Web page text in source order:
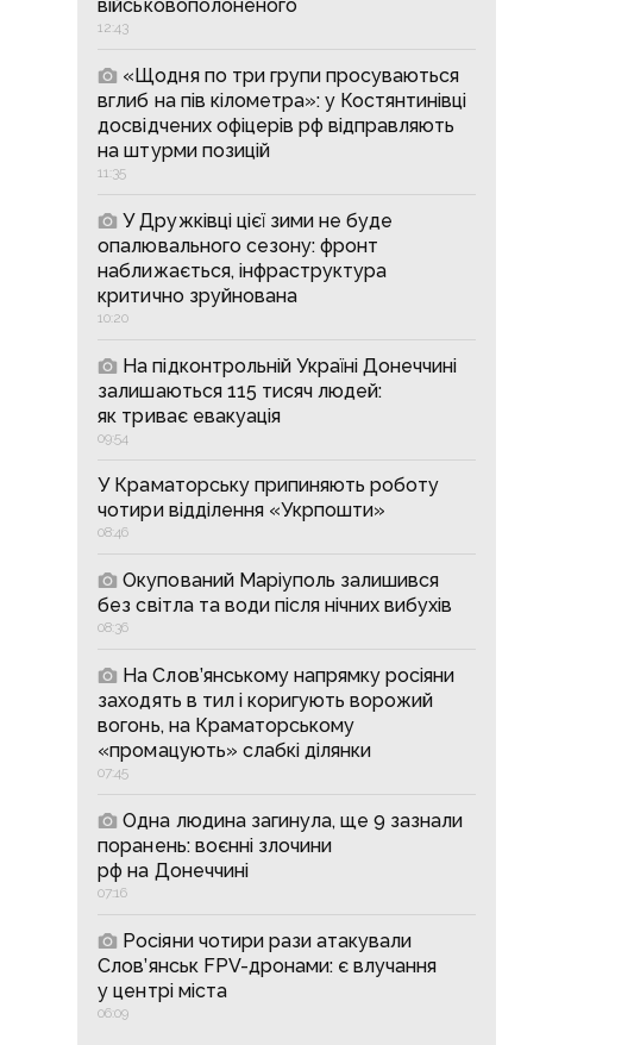
військовополоненого
12:43
«Щодня по три групи просуваються
вглиб на пів кілометра»: у Костянтинівці
досвідчених офіцерів рф відправляють
на штурми позицій
11:35
У Дружківці цієї зими не буде
опалювального сезону: фронт
наближається, інфраструктура
критично зруйнована
10:20
На підконтрольній Україні Донеччині
залишаються 115 тисяч людей:
як триває евакуація
09:54
У Краматорську припиняють роботу
чотири відділення «Укрпошти»
08:46
Окупований Маріуполь залишився
без світла та води після нічних вибухів
08:36
На Слов’янському напрямку росіяни
заходять в тил і коригують ворожий
вогонь, на Краматорському
«промацують» слабкі ділянки
07:45
Одна людина загинула, ще 9 зазнали
поранень: воєнні злочини
рф на Донеччині
07:16
Росіяни чотири рази атакували
Слов’янськ FPV-дронами: є влучання
у центрі міста
06:09